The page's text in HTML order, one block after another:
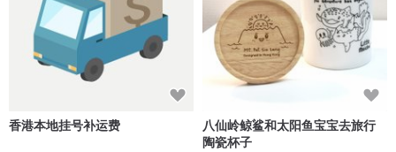
香港本地挂号补运费
八仙岭鲸鲨和太阳鱼宝宝去旅行
陶瓷杯子